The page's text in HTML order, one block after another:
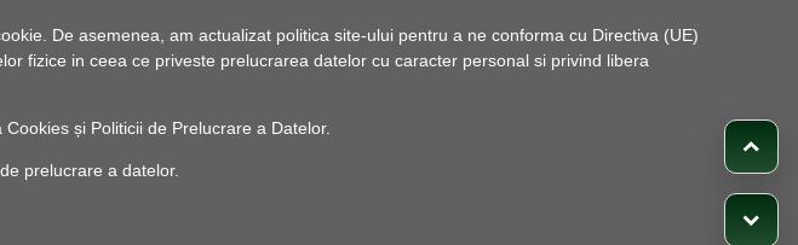
De asemenea, am actualizat politica site-ului pentru a ne conforma cu Directiva (UE)
fizice in ceea ce priveste prelucrarea datelor cu caracter personal si privind libera
Cookiesși Politicii de Prelucrare a Datelor.
prelucrare a datelor.